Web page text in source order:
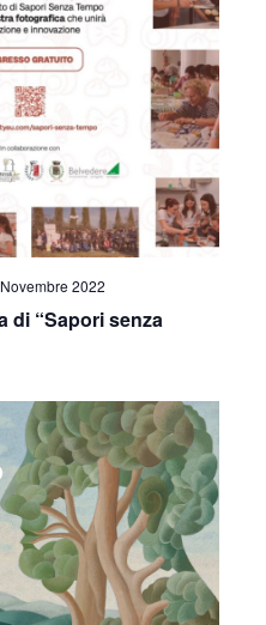
2022
di “Sapori senza